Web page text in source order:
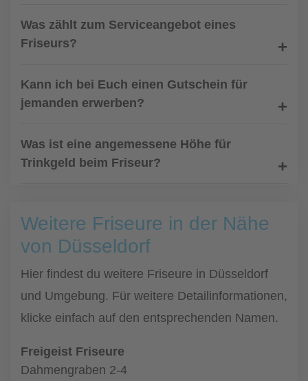
Was zählt zum Serviceangebot eines
Friseurs?
Kann ich bei Euch einen Gutschein für
jemanden erwerben?
Was ist eine angemessene Höhe für
Trinkgeld beim Friseur?
Weitere Friseure in der Nähe
von Düsseldorf
Hier findest du weitere Friseure in Düsseldorf
und Umgebung. Für weitere Detailinformationen,
klicke einfach auf den entsprechenden Namen.
Freigeist Friseure
Dahmengraben 2-4